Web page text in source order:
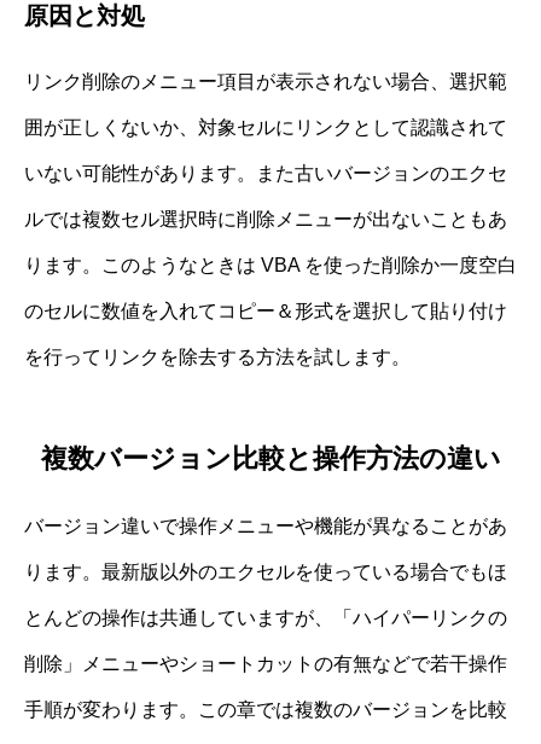
原因と対処
リンク削除のメニュー項目が表示されない場合、選択範
囲が正しくないか、対象セルにリンクとして認識されて
いない可能性があります。また古いバージョンのエクセ
ルでは複数セル選択時に削除メニューが出ないこともあ
ります。このようなときは VBA を使った削除か一度空白
のセルに数値を入れてコピー＆形式を選択して貼り付け
を行ってリンクを除去する方法を試します。
複数バージョン比較と操作方法の違い
バージョン違いで操作メニューや機能が異なることがあ
ります。最新版以外のエクセルを使っている場合でもほ
とんどの操作は共通していますが、「ハイパーリンクの
削除」メニューやショートカットの有無などで若干操作
手順が変わります。この章では複数のバージョンを比較